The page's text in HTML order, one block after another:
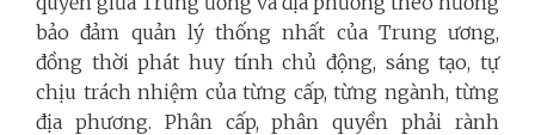
bảo đảm quản lý thống nhất của Trung ương,
đồng thời phát huy tính chủ động, sáng tạo, tự
chịu trách nhiệm của từng cấp, từng ngành, từng
địa phương. Phân cấp, phân quyền phải rành